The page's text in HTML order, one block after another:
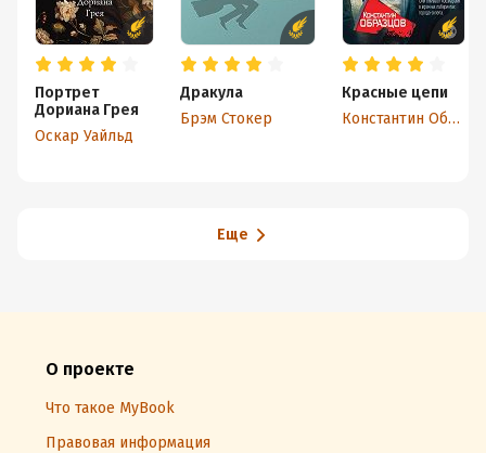
Портрет
Дориана Грея
Оскар Уайльд
Дракула
Брэм Стокер
Красные цепи
Константин Образцов
Еще
О проекте
Что такое MyBook
Правовая информация